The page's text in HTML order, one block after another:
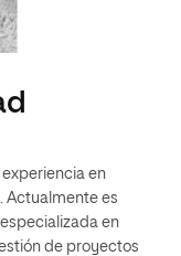
en
Actualmente es
en
de proyectos